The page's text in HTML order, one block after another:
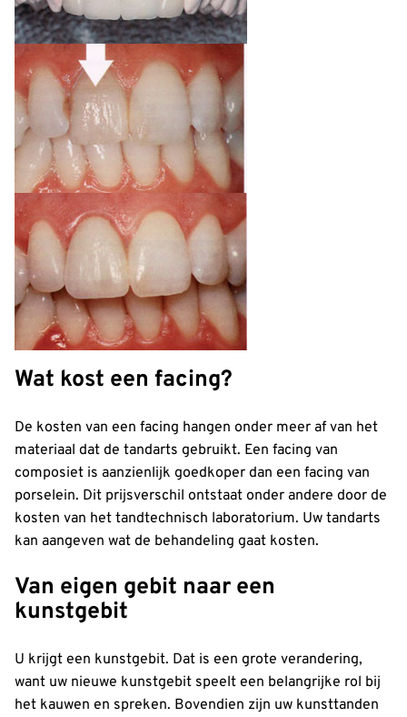
Wat kost een facing?
De kosten van een facing hangen onder meer af van het
materiaal dat de tandarts gebruikt. Een facing van
composiet is aanzienlijk goedkoper dan een facing van
porselein. Dit prijsverschil ontstaat onder andere door de
kosten van het tandtechnisch laboratorium. Uw tandarts
kan aangeven wat de behandeling gaat kosten.
Van eigen gebit naar een
kunstgebit
U krijgt een kunstgebit. Dat is een grote verandering,
want uw nieuwe kunstgebit speelt een belangrijke rol bij
het kauwen en spreken. Bovendien zijn uw kunsttanden